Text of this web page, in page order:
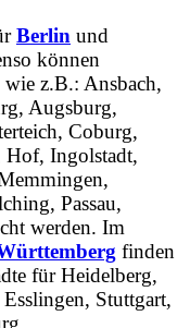
Berlin und
können
wie z.B.: Ansbach,
Augsburg,
Coburg,
Hof, Ingolstadt,
Passau,
werden. Im
finden
für Heidelberg,
Stuttgart,